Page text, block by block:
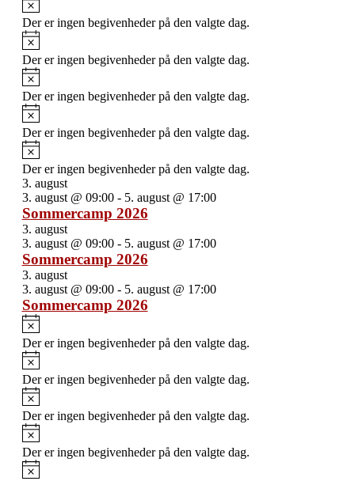
Der er ingen begivenheder på den valgte dag.
Notice
Der er ingen begivenheder på den valgte dag.
Notice
Der er ingen begivenheder på den valgte dag.
Notice
Der er ingen begivenheder på den valgte dag.
Notice
Der er ingen begivenheder på den valgte dag.
3. august
3. august @ 09:00- 5. august @ 17:00
Sommercamp 2026
3. august
3. august @ 09:00- 5. august @ 17:00
Sommercamp 2026
3. august
3. august @ 09:00- 5. august @ 17:00
Sommercamp 2026
Notice
Der er ingen begivenheder på den valgte dag.
Notice
Der er ingen begivenheder på den valgte dag.
Notice
Der er ingen begivenheder på den valgte dag.
Notice
Der er ingen begivenheder på den valgte dag.
Notice